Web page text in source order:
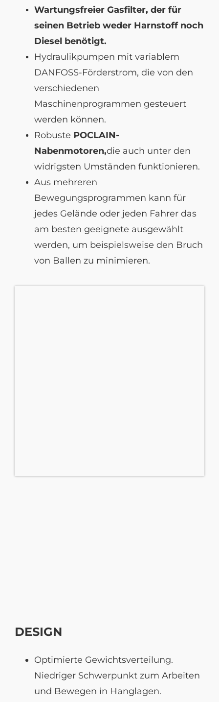
Wartungsfreier Gasfilter, der für
seinen Betrieb weder Harnstoff noch
Diesel benötigt.
Hydraulikpumpen mit variablem
DANFOSS-Förderstrom, die von den
verschiedenen
Maschinenprogrammen gesteuert
werden können.
Robuste POCLAIN-
Nabenmotoren,die auch unter den
widrigsten Umständen funktionieren.
Aus mehreren
Bewegungsprogrammen kann für
jedes Gelände oder jeden Fahrer das
am besten geeignete ausgewählt
werden, um beispielsweise den Bruch
von Ballen zu minimieren.
DESIGN
Optimierte Gewichtsverteilung.
Niedriger Schwerpunkt zum Arbeiten
und Bewegen in Hanglagen.